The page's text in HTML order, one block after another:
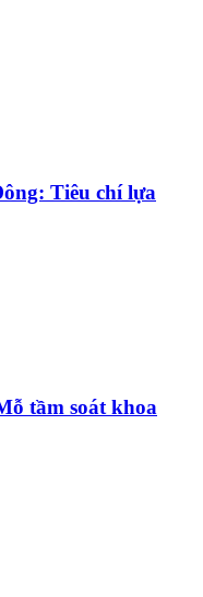
Tiêu chí lựa
tầm soát khoa